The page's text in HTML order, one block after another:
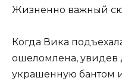
Жизненно важный
Когда Вика
ошеломлена, увидев
украшенную бантом